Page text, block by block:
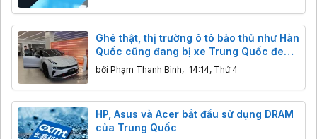
Ghê thật, thị trường ô tô bảo thủ như Hàn
Quốc cũng đang bị xe Trung Quốc đe
dọa
bởi Phạm Thanh Bình, 14:14, Thứ 4
HP, Asus và Acer bắt đầu sử dụng DRAM
của Trung Quốc